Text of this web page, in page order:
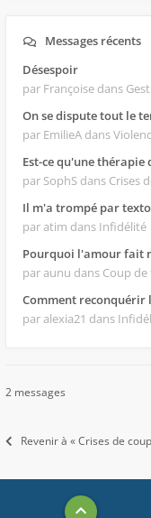
Messages récents
Désespoir
par Françoise dans
On se dispute tout le
par EmilieA dans
Est-ce qu'une thérapie
par SophS dans Crises
Il m'a trompé par texto
par atim dans Infidélité
Pourquoi l'amour fait
par aunu dans Coup
Comment reconquérir
par alexia21 dans
2 messages
Revenir à « Crises de